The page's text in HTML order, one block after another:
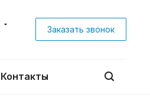
Заказать звонок
Контакты